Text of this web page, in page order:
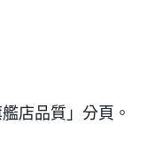
店品質」分頁。